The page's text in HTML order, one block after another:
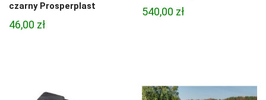
czarny Prosperplast
46,00 zł
540,00 zł